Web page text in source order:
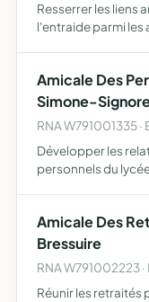
Resserrer les liens
l'entraide parmi les
Amicale Des
Simone-
RNA W791001335
Développer les
personnels du
Amicale Des
Bressuire
RNA W791002223
Réunir les retraités